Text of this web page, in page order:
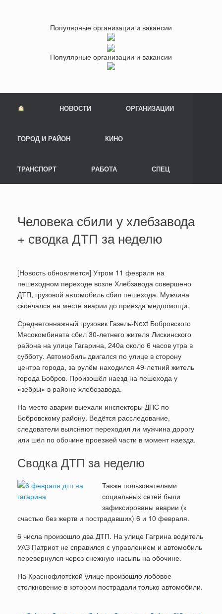
Популярные организации и вакансии
Популярные организации и вакансии
НОВОСТИ ОРГАНИЗАЦИИ
ГОРОД И РАЙОН КИНО
ТРАНСПОРТ РАБОТА СПЕЦ
Человека сбили у хлебзавода
+ сводка ДТП за неделю
[Новость обновляется] Утром 11 февраля на
пешеходном переходе возле Хлебзавода совершено
ДТП, грузовой автомобиль сбил пешехода. Мужчина
скончался на месте аварии до приезда медпомощи.
Среднетоннажный грузовик Газель-Next Бобровского
Мясокомбината сбил 30-летнего жителя Лискинского
района на улице Гагарина, 240а около 6 часов утра в
субботу. Автомобиль двигался по улице в сторону
центра города, за рулём находился 49-летний житель
города Бобров. Произошёл наезд на пешехода у
«зебры» в районе хлебозавода.
На место аварии выехали инспекторы ДПС по
Бобровскому району. Ведётся расследование,
следователи выясняют переходил ли мужчина дорогу
или шёл по обочине проезжей части в момент наезда.
Сводка ДТП за неделю
Также пользователями
социальных сетей были
зафиксированы аварии (к
счастью без жертв и пострадавших) 6 и 10 февраля.
6 числа произошло два ДТП. На улице Гагрина водитель
УАЗ Патриот не справился с управлением и автомобиль
перевернулся через снежную насыпь на обочине.
На Краснофлотской улице произошло лобовое
столкновение в котором пострадали только автомобили.